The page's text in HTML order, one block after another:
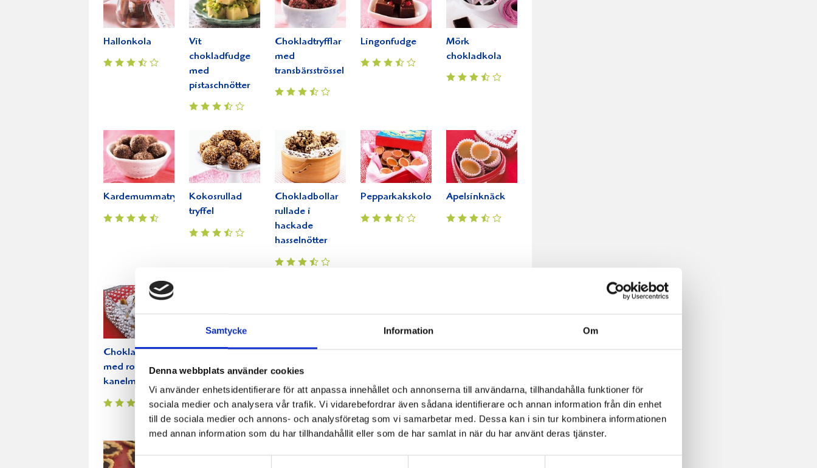
Samtycke Information Om
Denna webbplats använder cookies
Vi använder enhetsidentifierare för att anpassa innehållet och annonserna till användarna, tillhandahålla funktioner för
sociala medier och analysera vår trafik. Vi vidarebefordrar även sådana identifierare och annan information från din enhet
till de sociala medier och annons- och analysföretag som vi samarbetar med. Dessa kan i sin tur kombinera informationen
med annan information som du har tillhandahållit eller som de har samlat in när du har använt deras tjänster.
Samtyckesval
Hallonkola
Vit
chokladfudge
med
pistaschnötter
Chokladtryfflar
med
transbärsströssel
Lingonfudge
Mörk
chokladkola
KardemummatryfflarKokosrullad
tryffel
Chokladbollar
rullade i
hackade
hasselnötter
Pepparkakskolor Apelsinknäck
Chokladtryffel
med rostad
kanelmandel
Hasselnötsfudge
Lime- och
kokosknäck
Vit
och cointreau
Kolanötter